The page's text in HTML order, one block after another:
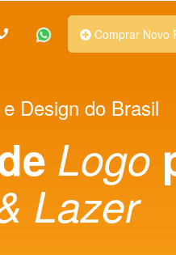
Comprar Novo
Design do Brasil
Logo
Lazer